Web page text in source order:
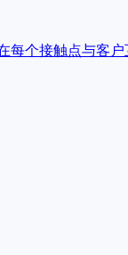
每个接触点与客户